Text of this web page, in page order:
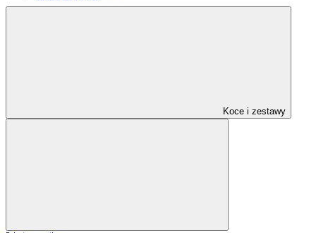
Koce i zestawy